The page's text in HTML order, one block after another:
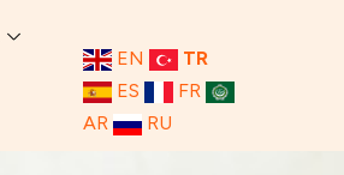
EN
TR
ES
FR
AR
RU